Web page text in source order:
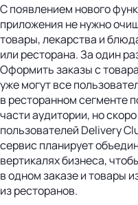
С появлением нового
приложения не нужно
товары, лекарства и
или ресторана. За один
Оформить заказы с
уже могут все
в ресторанном сегменте
части аудитории, но
пользователей Delivery
сервис планирует
вертикалях бизнеса,
в одном заказе и товары
из ресторанов.